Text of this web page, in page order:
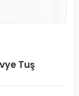
Tuş